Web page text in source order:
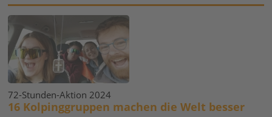
72-Stunden-Aktion 2024
16 Kolpinggruppen machen die Welt besser